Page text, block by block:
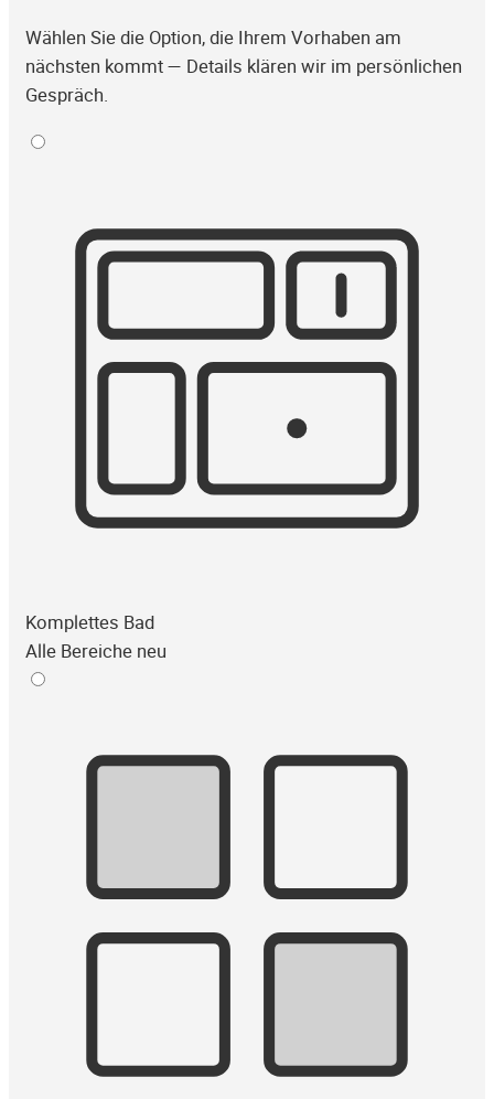
Wählen Sie die Option, die Ihrem Vorhaben am
nächsten kommt — Details klären wir im persönlichen
Gespräch.
Komplettes Bad
Alle Bereiche neu